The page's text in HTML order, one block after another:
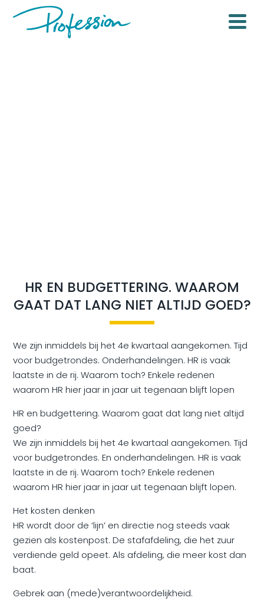
HR EN BUDGETTERING. WAAROM
GAAT DAT LANG NIET ALTIJD GOED?
We zijn inmiddels bij het 4e kwartaal aangekomen. Tijd
voor budgetrondes. Onderhandelingen. HR is vaak
laatste in de rij. Waarom toch? Enkele redenen
waarom HR hier jaar in jaar uit tegenaan blijft lopen
HR en budgettering. Waarom gaat dat lang niet altijd
goed?
We zijn inmiddels bij het 4e kwartaal aangekomen. Tijd
voor budgetrondes. En onderhandelingen. HR is vaak
laatste in de rij. Waarom toch? Enkele redenen
waarom HR hier jaar in jaar uit tegenaan blijft lopen.
Het kosten denken
HR wordt door de ‘lijn’ en directie nog steeds vaak
gezien als kostenpost. De stafafdeling, die het zuur
verdiende geld opeet. Als afdeling, die meer kost dan
baat.
Gebrek aan (mede)verantwoordelijkheid.